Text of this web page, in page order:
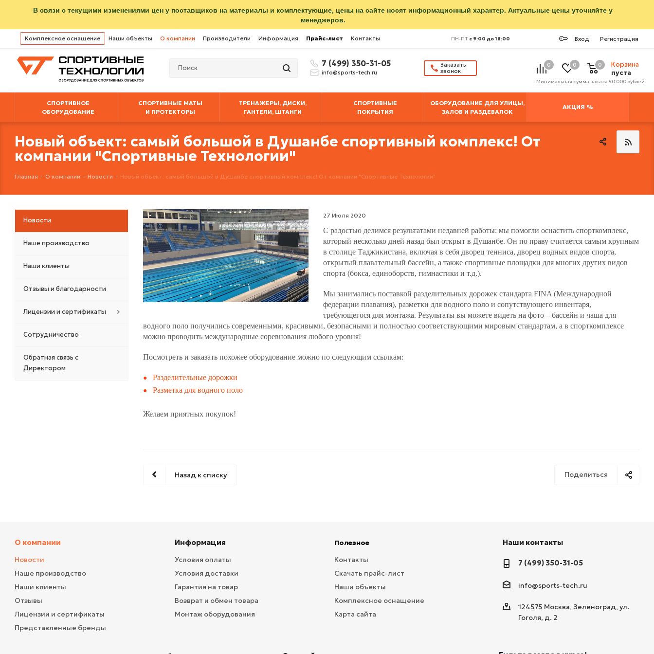
В связи с текущими изменениями цен у поставщиков на материалы и комплектующие, цены на сайте носят информационный характер. Актуальные цены уточняйте у
менеджеров.
Комплексное оснащение Наши объекты О компании Производители Информация Прайс-лист Контакты Вход Регистрация
ПН-ПТ с 9:00 до 18:00
7 (499) 350-31-05
info@sports-tech.ru
Заказать
звонок
0 0
Корзина
пуста
0
Минимальная сумма заказа 50 000 рублей
СПОРТИВНОЕ
ОБОРУДОВАНИЕ
СПОРТИВНЫЕ МАТЫ
И ПРОТЕКТОРЫ
ТРЕНАЖЕРЫ, ДИСКИ,
ГАНТЕЛИ, ШТАНГИ
СПОРТИВНЫЕ
ПОКРЫТИЯ
ОБОРУДОВАНИЕ ДЛЯ УЛИЦЫ,
ЗАЛОВ И РАЗДЕВАЛОК
АКЦИЯ %
Новый объект: самый большой в Душанбе спортивный комплекс! От
компании "Спортивные Технологии"
Главная - О компании - Новости - Новый объект: самый большой в Душанбе спортивный комплекс! От компании "Спортивные Технологии"
27 Июля 2020
С радостью делимся результатами недавней работы: мы помогли оснастить спорткомплекс,
который несколько дней назад был открыт в Душанбе. Он по праву считается самым крупным
в столице Таджикистана, включая в себя дворец тенниса, дворец водных видов спорта,
открытый плавательный бассейн, а также спортивные площадки для многих других видов
спорта (бокса, единоборств, гимнастики и т.д.).
Мы занимались поставкой разделительных дорожек стандарта FINA (Международной
федерации плавания), разметки для водного поло и сопутствующего инвентаря,
требующегося для монтажа. Результаты вы можете видеть на фото – бассейн и чаша для
водного поло получились современными, красивыми, безопасными и полностью соответствующими мировым стандартам, а в спорткомплексе
можно проводить международные соревнования любого уровня!
Посмотреть и заказать похожее оборудование можно по следующим ссылкам:
Разделительные дорожки
Разметка для водного поло
Желаем приятных покупок!
Поделиться
Назад к списку
Новости
Наше производство
Наши клиенты
Отзывы и благодарности
Лицензии и сертификаты
Сотрудничество
Обратная связь с
Директором
О компании
Новости
Наше производство
Наши клиенты
Отзывы
Лицензии и сертификаты
Представленные бренды
Информация
Условия оплаты
Условия доставки
Гарантия на товар
Возврат и обмен товара
Монтаж оборудования
Полезное
Контакты
Скачать прайс-лист
Наши объекты
Комплексное оснащение
Карта сайта
Наши контакты
7 (499) 350-31-05
info@sports-tech.ru
124575 Москва, Зеленоград, ул.
Гоголя, д. 2